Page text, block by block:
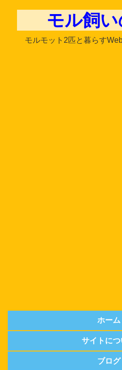
モル飼
モルモット2匹と暮らす
ホーム
サイトにつ
ブログ